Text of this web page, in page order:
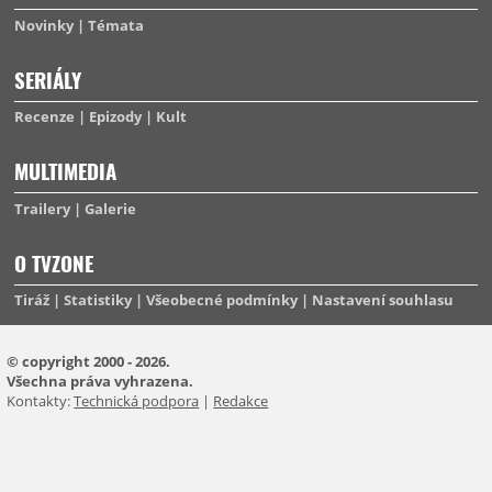
Novinky Témata
SERIÁLY
Recenze Epizody Kult
MULTIMEDIA
Trailery Galerie
O TVZONE
Tiráž Statistiky Všeobecné podmínky Nastavení souhlasu
© copyright 2000 - 2026.
Všechna práva vyhrazena.
Kontakty:Technická podpora | Redakce